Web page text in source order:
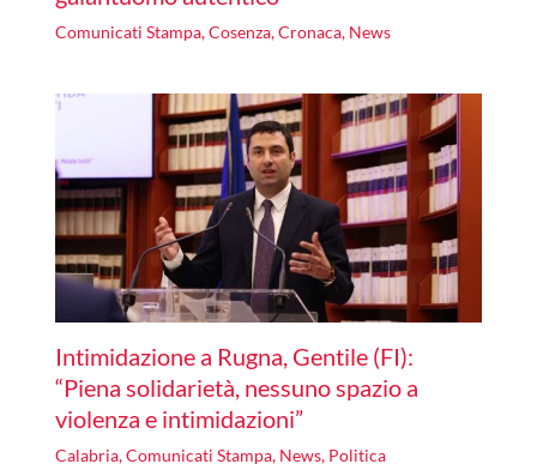
Comunicati Stampa,Cosenza,Cronaca, News
Intimidazione a Rugna, Gentile (FI):
“Piena solidarietà, nessuno spazio a
violenza e intimidazioni”
Calabria,Comunicati Stampa, News, Politica